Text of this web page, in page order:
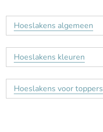
Hoeslakens algemeen
Hoeslakens kleuren
Hoeslakens voor toppers